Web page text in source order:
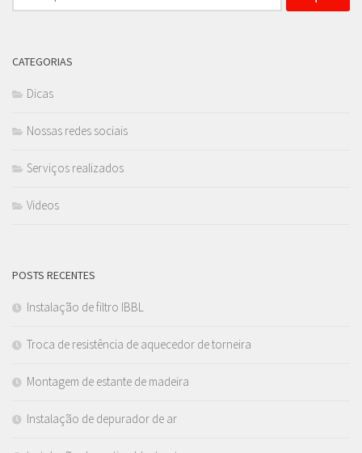
por:
CATEGORIAS
Dicas
Nossas redes sociais
Serviços realizados
Videos
POSTS RECENTES
Instalação de filtro IBBL
Troca de resistência de aquecedor de torneira
Montagem de estante de madeira
Instalação de depurador de ar